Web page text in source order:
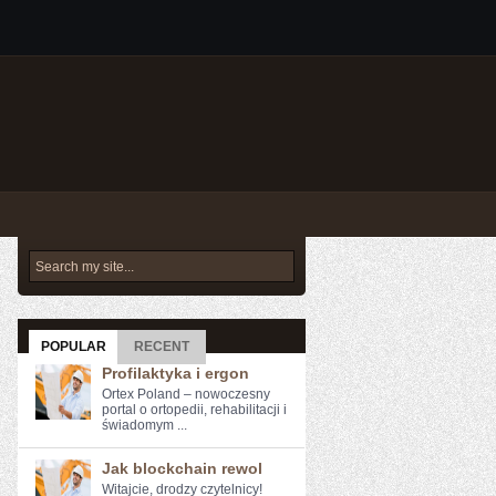
POPULAR RECENT
Profilaktyka i ergon
Ortex Poland – nowoczesny
portal o ortopedii, rehabilitacji i
świadomym ...
Jak blockchain rewol
Witajcie, drodzy czytelnicy!